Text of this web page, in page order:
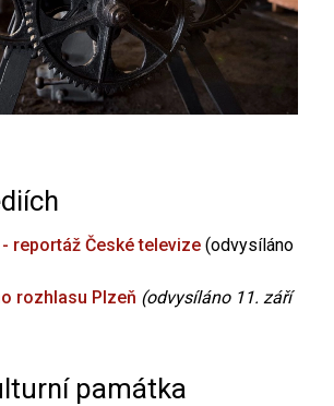
reportáž České televize (odvysíláno
rozhlasu Plzeň (odvysíláno 11. září
památka